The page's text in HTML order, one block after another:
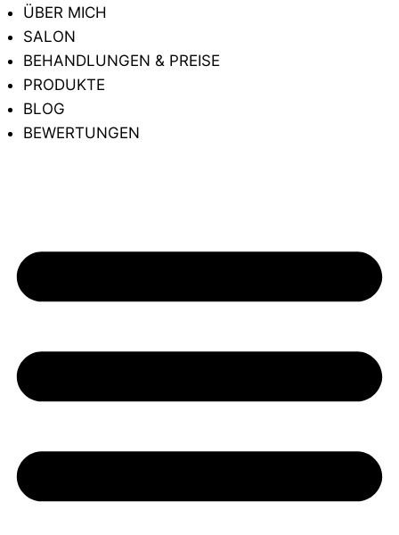
ÜBER MICH
SALON
BEHANDLUNGEN & PREISE
PRODUKTE
BLOG
BEWERTUNGEN